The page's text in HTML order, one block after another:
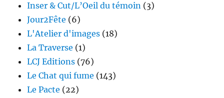
Inser & Cut/L’Oeil du témoin (3)
Jour2Fête (6)
L'Atelier d'images (18)
La Traverse (1)
LCJ Editions (76)
Le Chat qui fume (143)
Le Pacte (22)